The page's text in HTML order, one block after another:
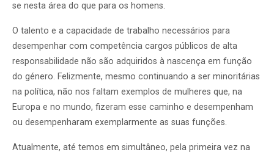
se nesta área do que para os homens.
O talento e a capacidade de trabalho necessários para
desempenhar com competência cargos públicos de alta
responsabilidade não são adquiridos à nascença em função
do género. Felizmente, mesmo continuando a ser minoritárias
na política, não nos faltam exemplos de mulheres que, na
Europa e no mundo, fizeram esse caminho e desempenham
ou desempenharam exemplarmente as suas funções.
Atualmente, até temos em simultâneo, pela primeira vez na